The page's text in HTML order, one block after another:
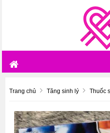
Trang chủ Tăng sinh lý Thuốc